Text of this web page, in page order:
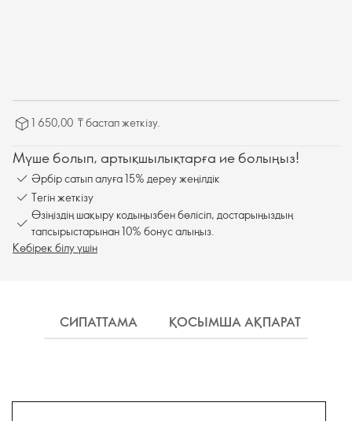
1 650,00 ₸ бастап жеткізу.
Мүше болып, артықшылықтарға ие болыңыз!
Әрбір сатып алуға 15% дереу жеңілдік
Тегін жеткізу
Өзіңіздің шақыру кодыңызбен бөлісіп, достарыңыздың
тапсырыстарынан 10% бонус алыңыз.
Көбірек білу үшін
СИПАТТАМА ҚОСЫМША АҚПАРАТ